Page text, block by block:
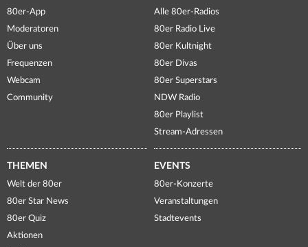
80er-App
Moderatoren
Über uns
Frequenzen
Webcam
Community
Alle 80er-Radios
80er Radio Live
80er Kultnight
80er Divas
80er Superstars
NDW Radio
80er Playlist
Stream-Adressen
THEMEN
Welt der 80er
80er Star News
80er Quiz
Aktionen
EVENTS
80er-Konzerte
Veranstaltungen
Stadtevents